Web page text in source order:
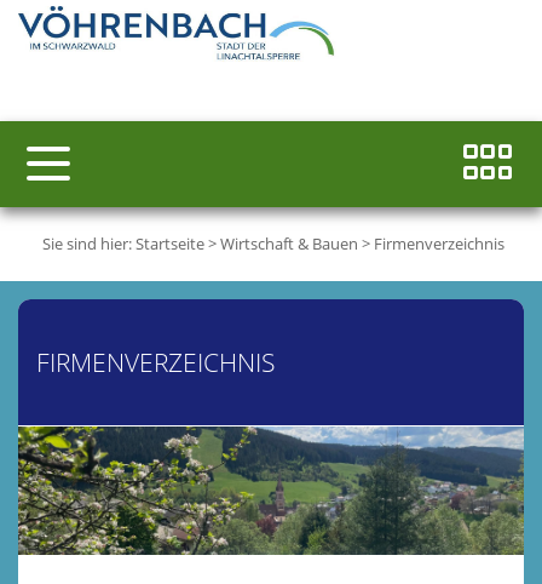
Sie sind hier:Startseite>Wirtschaft & Bauen > Firmenverzeichnis
FIRMENVERZEICHNIS